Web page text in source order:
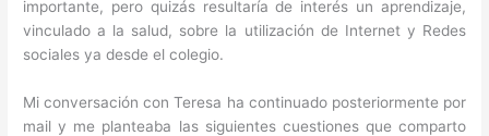
importante, pero quizás resultaría de interés un aprendizaje,
vinculado a la salud, sobre la utilización de Internet y Redes
sociales ya desde el colegio.
Mi conversación con Teresa ha continuado posteriormente por
mail y me planteaba las siguientes cuestiones que comparto